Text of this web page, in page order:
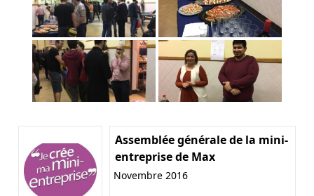
Assemblée générale de la mini-
entreprise de Max
Novembre 2016